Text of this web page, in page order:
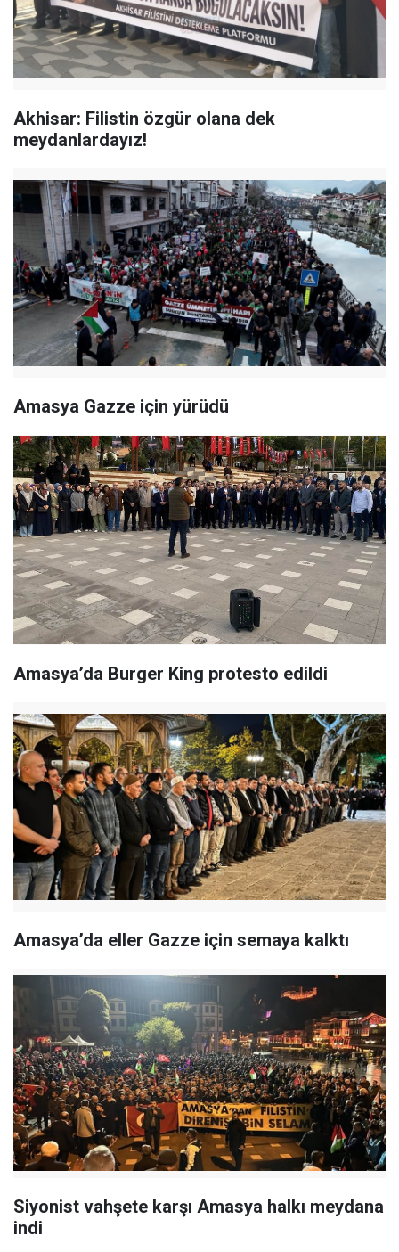
Akhisar: Filistin özgür olana dek
meydanlardayız!
Amasya Gazze için yürüdü
Amasya’da Burger King protesto edildi
Amasya’da eller Gazze için semaya kalktı
Siyonist vahşete karşı Amasya halkı meydana
indi